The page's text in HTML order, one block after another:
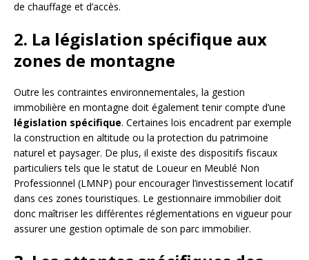
de chauffage et d’accès.
2. La législation spécifique aux
zones de montagne
Outre les contraintes environnementales, la gestion
immobilière en montagne doit également tenir compte d’une
législation spécifique. Certaines lois encadrent par exemple
la construction en altitude ou la protection du patrimoine
naturel et paysager. De plus, il existe des dispositifs fiscaux
particuliers tels que le statut de Loueur en Meublé Non
Professionnel (LMNP) pour encourager l’investissement locatif
dans ces zones touristiques. Le gestionnaire immobilier doit
donc maîtriser les différentes réglementations en vigueur pour
assurer une gestion optimale de son parc immobilier.